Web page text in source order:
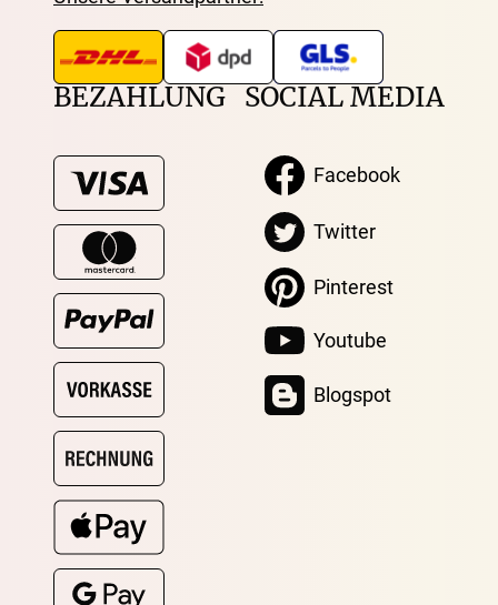
BEZAHLUNG SOCIAL MEDIA
Facebook
Twitter
Pinterest
Youtube
Blogspot